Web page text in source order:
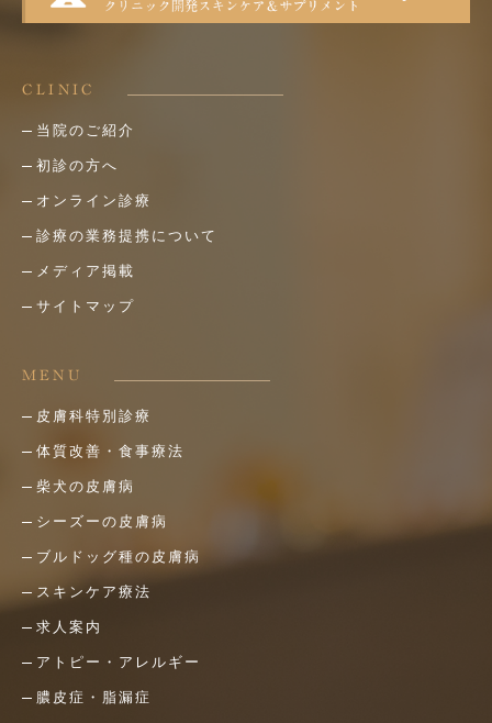
CLINIC
当院のご紹介
初診の方へ
オンライン診療
診療の業務提携について
メディア掲載
サイトマップ
MENU
皮膚科特別診療
体質改善・食事療法
柴犬の皮膚病
シーズーの皮膚病
ブルドッグ種の皮膚病
スキンケア療法
求人案内
アトピー・アレルギー
膿皮症・脂漏症